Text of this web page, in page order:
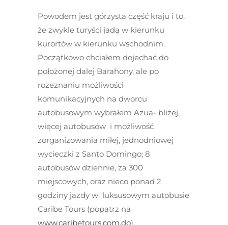
Powodem jest górzysta część kraju i to,
że zwykle turyści jadą w kierunku
kurortów w kierunku wschodnim.
Początkowo chciałem dojechać do
położonej dalej Barahony, ale po
rozeznaniu możliwości
komunikacyjnych na dworcu
autobusowym wybrałem Azua- bliżej,
więcej autobusów i możliwość
zorganizowania miłej, jednodniowej
wycieczki z Santo Domingo; 8
autobusów dziennie, za 300
miejscowych, oraz nieco ponad 2
godziny jazdy w luksusowym autobusie
Caribe Tours (popatrz na
www.caribetours.com.do).